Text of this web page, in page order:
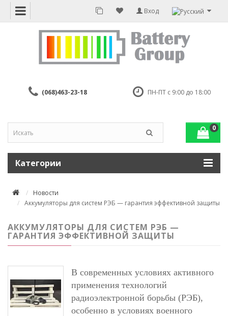
Вход
(068)463-23-18 ПН-ПТ с 9:00 до 18:00
0
Категории
Новости
Аккумуляторы для систем РЭБ — гарантия эффективной защиты
АККУМУЛЯТОРЫ ДЛЯ СИСТЕМ РЭБ —
ГАРАНТИЯ ЭФФЕКТИВНОЙ ЗАЩИТЫ
В современных условиях активного
применения технологий
радиоэлектронной борьбы (РЭБ),
особенно в условиях военного